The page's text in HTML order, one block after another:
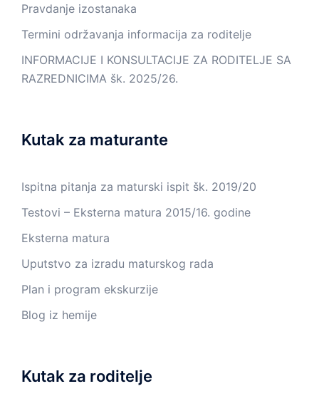
Pravdanje izostanaka
Termini održavanja informacija za roditelje
INFORMACIJE I KONSULTACIJE ZA RODITELJE SA
RAZREDNICIMA šk. 2025/26.
Kutak za maturante
Ispitna pitanja za maturski ispit šk. 2019/20
Testovi – Eksterna matura 2015/16. godine
Eksterna matura
Uputstvo za izradu maturskog rada
Plan i program ekskurzije
Blog iz hemije
Kutak za roditelje